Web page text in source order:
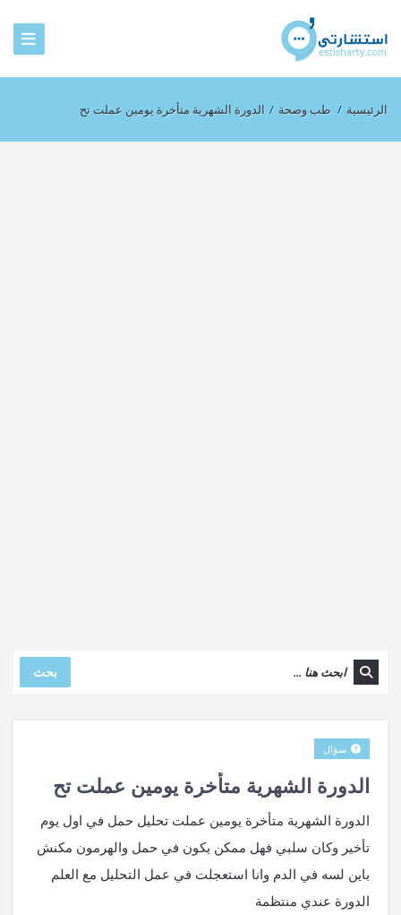
الرئيسية / طب وصحة / الدورة الشهرية متأخرة يومين عملت تح
بحث
الدورة الشهرية متأخرة يومين عملت تح
سؤال
الدورة الشهرية متأخرة يومين عملت تحليل حمل في اول يوم
تأخير وكان سلبي فهل ممكن يكون في حمل والهرمون مكنش
باين لسه في الدم وانا استعجلت في عمل التحليل مع العلم
الدورة عندي منتظمة